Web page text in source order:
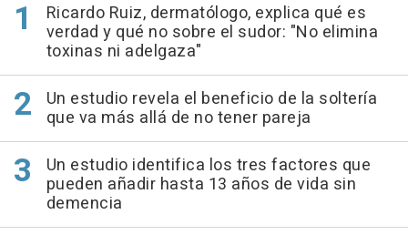
Ricardo Ruiz, dermatólogo, explica qué es
verdad y qué no sobre el sudor: "No elimina
toxinas ni adelgaza"
Un estudio revela el beneficio de la soltería
que va más allá de no tener pareja
Un estudio identifica los tres factores que
pueden añadir hasta 13 años de vida sin
demencia